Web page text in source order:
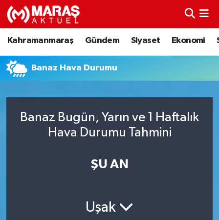
Kahramanmaraş Gündem Siyaset Ekonomi
Banaz Hava Durumu
Banaz Bugün, Yarın ve 1 Haftalık
Hava Durumu Tahmini
ŞU AN
Uşak
Kahramanmaraş
Ekonomi
Nöbetçi Eczaneler
Trafik Durumu
TFF 3.Lig 4.Grup Puan Durumu ve Fikstür